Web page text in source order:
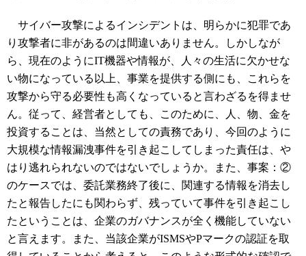
サイバー攻撃によるインシデントは、明らかに犯罪であ
り攻撃者に非があるのは間違いありません。しかしなが
ら、現在のようにIT機器や情報が、人々の生活に欠かせな
い物になっている以上、事業を提供する側にも、これらを
攻撃から守る必要性も高くなっていると言わざるを得ませ
ん。従って、経営者としても、このために、人、物、金を
投資することは、当然としての責務であり、今回のように
大規模な情報漏洩事件を引き起こしてしまった責任は、や
はり逃れられないのではないでしょうか。また、事案：②
のケースでは、委託業務終了後に、関連する情報を消去し
たと報告したにも関わらず、残っていて事件を引き起こし
たということは、企業のガバナンスが全く機能していない
と言えます。また、当該企業がISMSやPマークの認証を取